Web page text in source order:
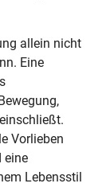
allein nicht
Eine
Vorlieben
eine
Lebensstil